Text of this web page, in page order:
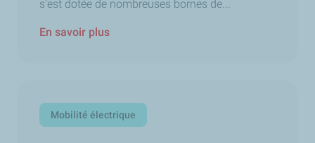
s'est dotée de nombreuses bornes de...
En savoir plus
Mobilité électrique